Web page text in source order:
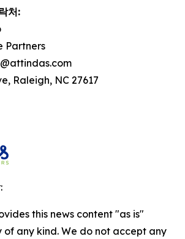
처:
Partners
Raleigh, NC 27617
this news content "as is"
any kind. We do not accept any